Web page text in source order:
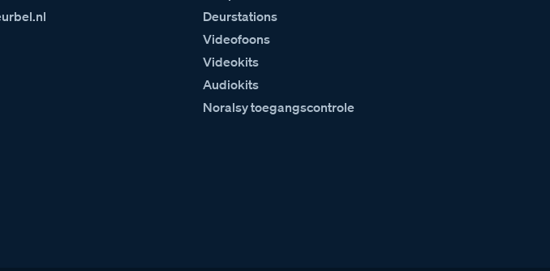
Deurstations
Videofoons
Videokits
Audiokits
Noralsy toegangscontrole